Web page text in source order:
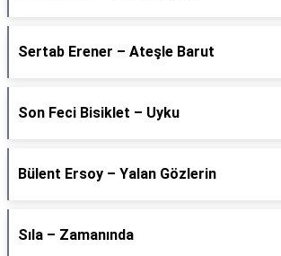
Sertab Erener – Ateşle Barut
Son Feci Bisiklet – Uyku
Bülent Ersoy – Yalan Gözlerin
Sıla – Zamanında